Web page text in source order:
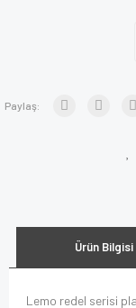
Paylaş:
Ürün Bilgisi
Lemo redel serisi